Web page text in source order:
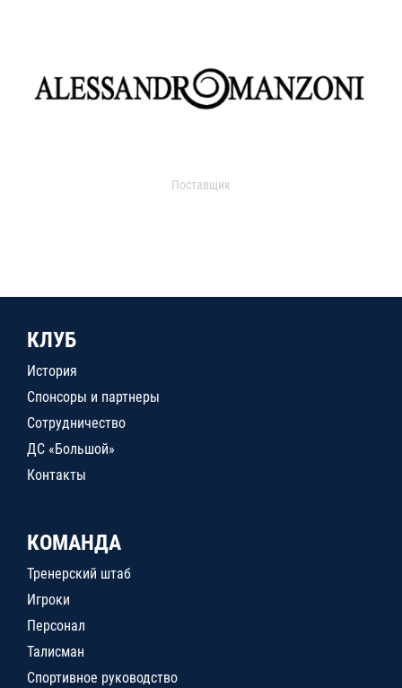
Поставщик
КЛУБ
История
Спонсоры и партнеры
Сотрудничество
ДС «Большой»
Контакты
КОМАНДА
Тренерский штаб
Игроки
Персонал
Талисман
Спортивное руководство